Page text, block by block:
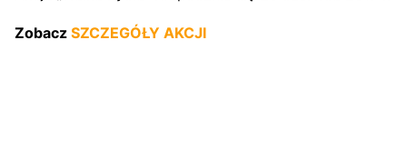
Zobacz SZCZEGÓŁY AKCJI